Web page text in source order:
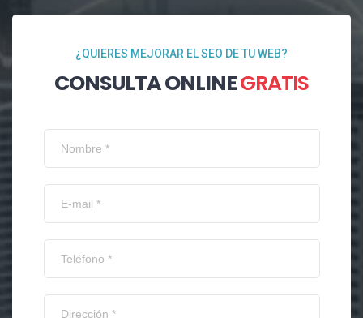
¿QUIERES MEJORAR EL SEO DE TU WEB?
CONSULTA ONLINEGRATIS